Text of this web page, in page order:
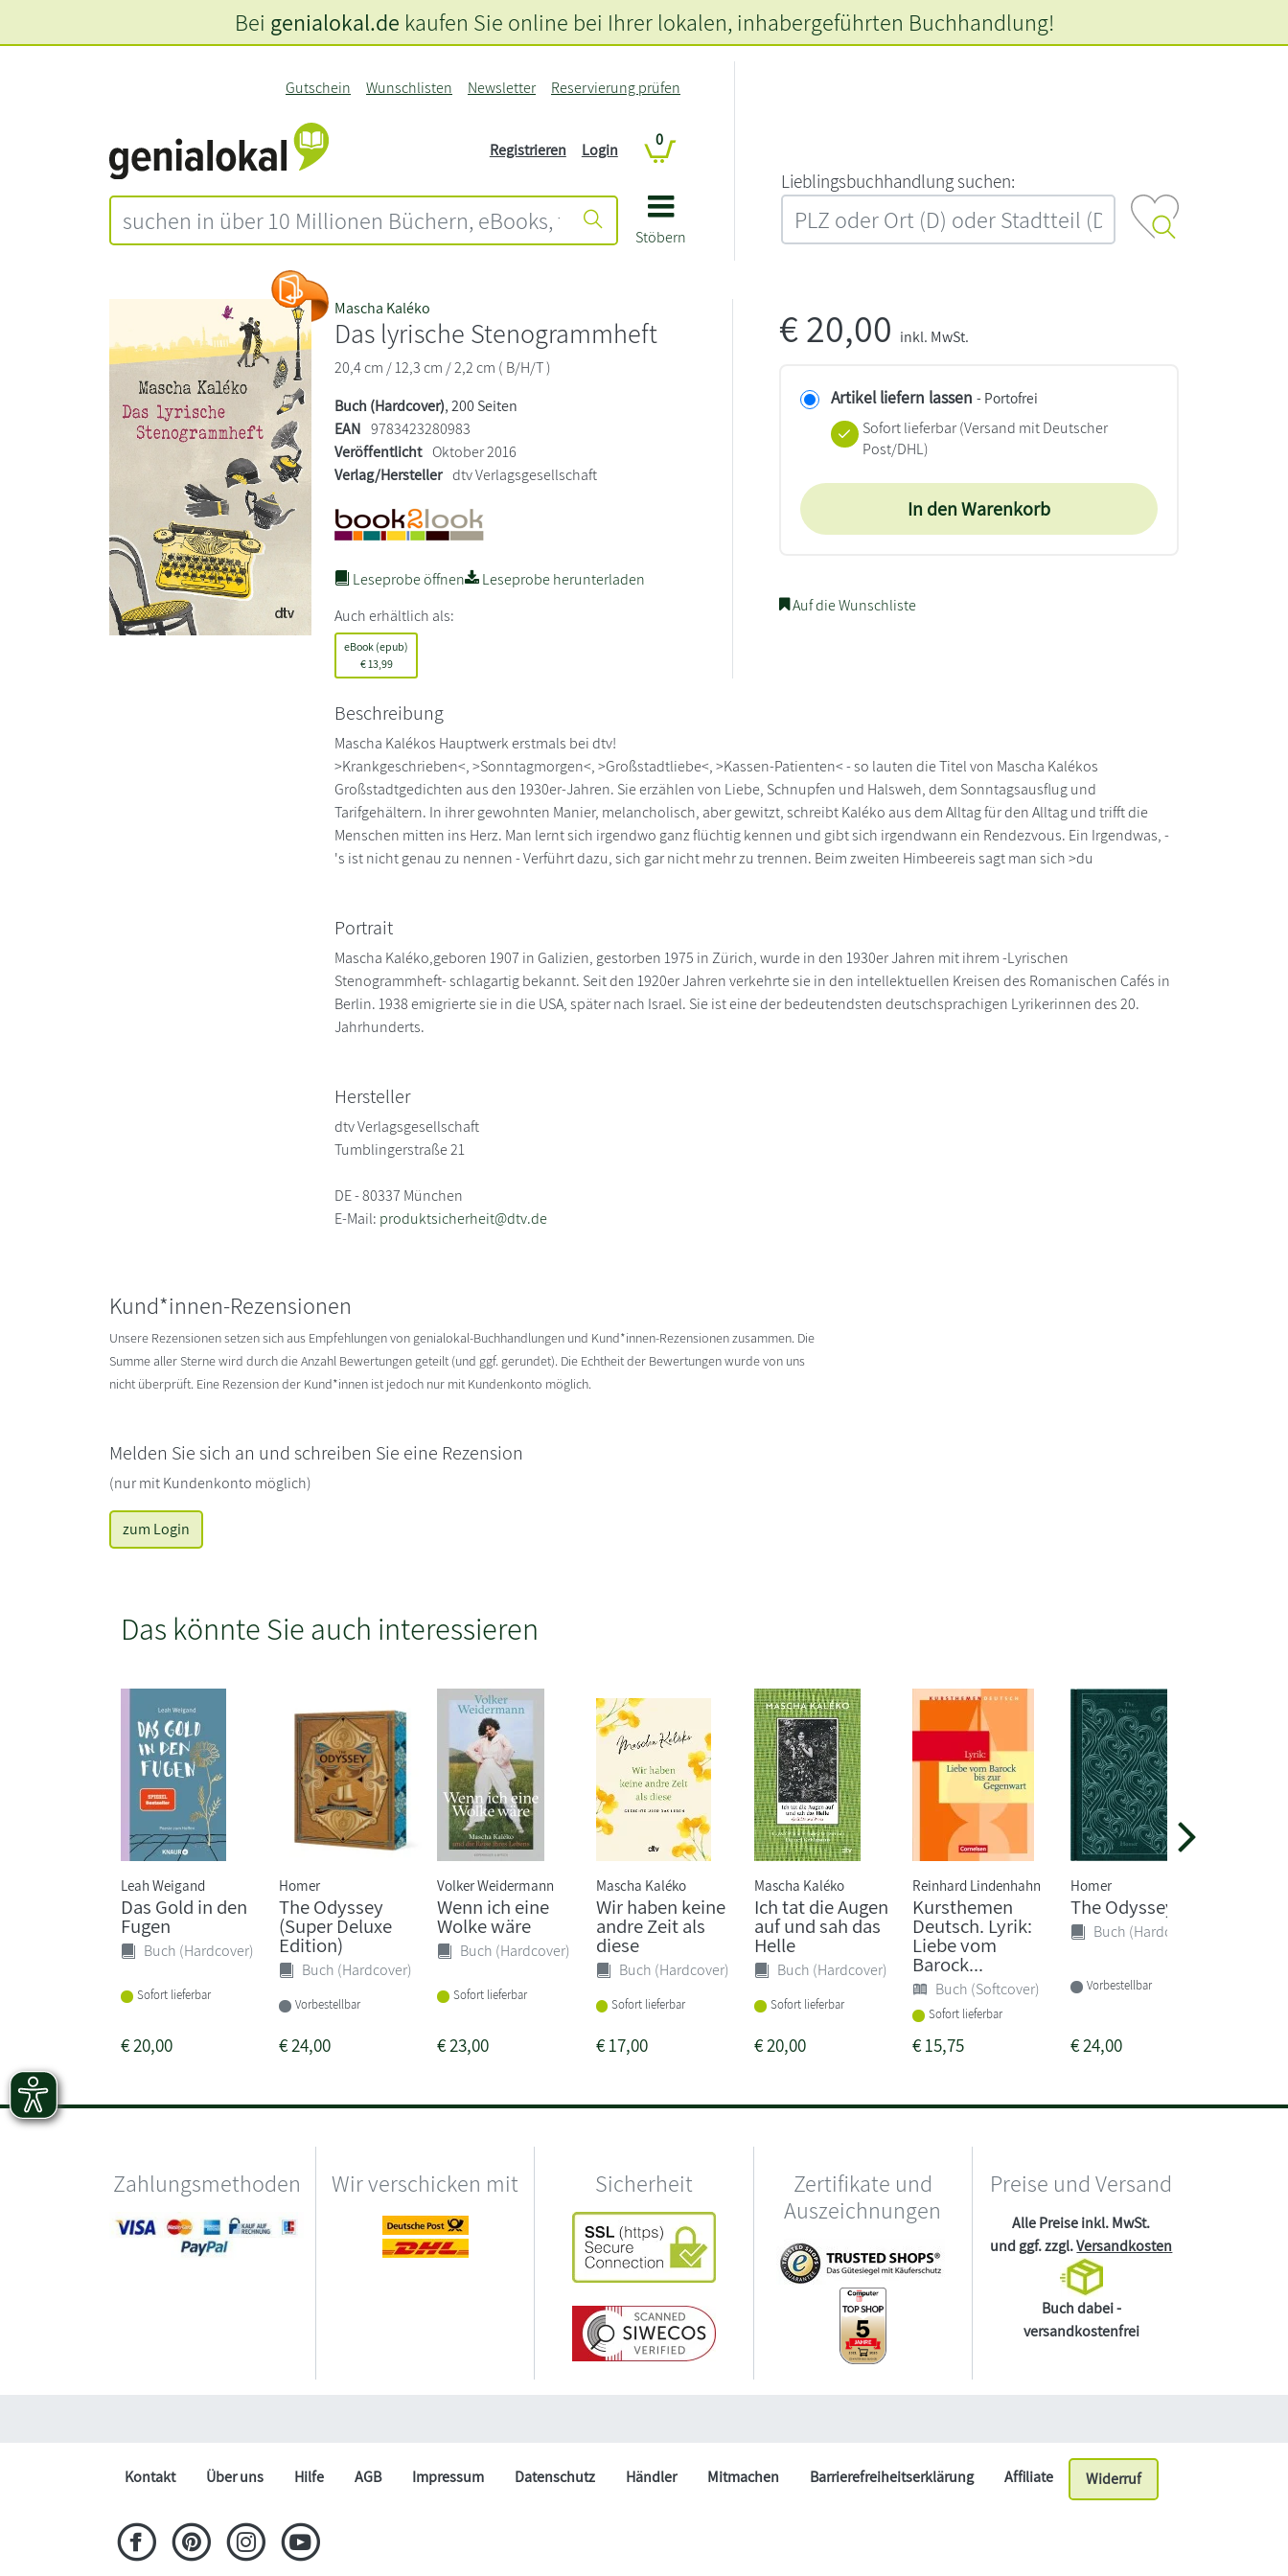
Stöbern
Gutschein Wunschlisten Newsletter Reservierung prüfen
Registrieren Login
0
L‍i‍e‍b‍l‍i‍n‍g‍s‍b‍u‍c‍h‍h‍a‍n‍d‍l‍u‍n‍g‍ ‍s‍u‍c‍h‍e‍n‍:‍
Bei genialokal.de kaufen Sie online bei Ihrer lokalen, inhabergeführten Buchhandlung!
Mascha Kaléko
Das lyrische Stenogrammheft
20,4 cm / 12,3 cm / 2,2 cm ( B/H/T )
Buch (Hardcover), 200 Seiten
EAN 9783423280983
Veröffentlicht Oktober 2016
Verlag/Hersteller dtv Verlagsgesellschaft
Leseprobe öffnen
Leseprobe herunterladen
Auch erhältlich als:
eBook (epub)
€13,99
€20,00 inkl. MwSt.
Artikel liefern lassen - Portofrei
Sofort lieferbar(Versand mit Deutscher
Post/DHL)
In den Warenkorb
Auf die Wunschliste
Beschreibung
Mascha Kalékos Hauptwerk erstmals bei dtv!
>Krankgeschrieben<, >Sonntagmorgen<, >Großstadtliebe<, >Kassen-Patienten< - so lauten die Titel von Mascha Kalékos
Großstadtgedichten aus den 1930er-Jahren. Sie erzählen von Liebe, Schnupfen und Halsweh, dem Sonntagsausflug und
Tarifgehältern. In ihrer gewohnten Manier, melancholisch, aber gewitzt, schreibt Kaléko aus dem Alltag für den Alltag und trifft die
Menschen mitten ins Herz. Man lernt sich irgendwo ganz flüchtig kennen und gibt sich irgendwann ein Rendezvous. Ein Irgendwas, -
's ist nicht genau zu nennen - Verführt dazu, sich gar nicht mehr zu trennen. Beim zweiten Himbeereis sagt man sich >du
Portrait
Mascha Kaléko,geboren 1907 in Galizien, gestorben 1975 in Zürich, wurde in den 1930er Jahren mit ihrem -Lyrischen
Stenogrammheft- schlagartig bekannt. Seit den 1920er Jahren verkehrte sie in den intellektuellen Kreisen des Romanischen Cafés in
Berlin. 1938 emigrierte sie in die USA, später nach Israel. Sie ist eine der bedeutendsten deutschsprachigen Lyrikerinnen des 20.
Jahrhunderts.
Hersteller
dtv Verlagsgesellschaft
Tumblingerstraße 21
DE - 80337 München
E-Mail: produktsicherheit@dtv.de
Kund*innen-Rezensionen
Unsere Rezensionen setzen sich aus Empfehlungen von genialokal-Buchhandlungen und Kund*innen-Rezensionen zusammen. Die
Summe aller Sterne wird durch die Anzahl Bewertungen geteilt (und ggf. gerundet). Die Echtheit der Bewertungen wurde von uns
nicht überprüft. Eine Rezension der Kund*innen ist jedoch nur mit Kundenkonto möglich.
Melden Sie sich an und schreiben Sie eine Rezension
(nur mit Kundenkonto möglich)
zum Login
Das könnte Sie auch interessieren
Leah Weigand
Das Gold in den
Fugen
Buch (Hardcover)
Sofort lieferbar
€20,00
Homer
The Odyssey
(Super Deluxe
Edition)
Buch (Hardcover)
Vorbestellbar
€24,00
Volker Weidermann
Wenn ich eine
Wolke wäre
Buch (Hardcover)
Sofort lieferbar
€23,00
Mascha Kaléko
Wir haben keine
andre Zeit als
diese
Buch (Hardcover)
Sofort lieferbar
€17,00
Mascha Kaléko
Ich tat die Augen
auf und sah das
Helle
Buch (Hardcover)
Sofort lieferbar
€20,00
Reinhard Lindenhahn
Kursthemen
Deutsch. Lyrik:
Liebe vom
Barock...
Buch (Softcover)
Sofort lieferbar
€15,75
Homer
The Odyssey
Buch (Hardcover)
Vorbestellbar
€24,00
Zahlungsmethoden Wir verschicken mit Sicherheit
Zertifikate und
Auszeichnungen
Preise und Versand
Alle Preise inkl. MwSt.
und ggf. zzgl.Versandkosten
Buch dabei -
versandkostenfrei
Kontakt Über uns Hilfe AGB Impressum Datenschutz Händler Mitmachen Barrierefreiheitserklärung Affiliate Widerruf